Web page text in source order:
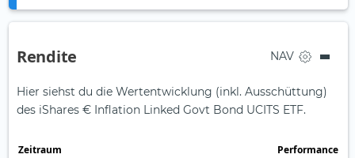
Rendite NAV
Hier siehst du die Wertentwicklung (inkl. Ausschüttung)
des iShares € Inflation Linked Govt Bond UCITS ETF.
Zeit­raum Perfor­mance